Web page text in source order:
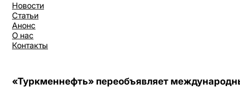
Новости
Статьи
Анонс
О нас
Контакты
«Туркменнефть» переобъявляет